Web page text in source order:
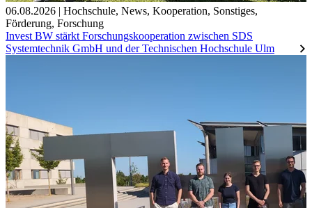
06.08.2026 | Hochschule, News, Kooperation, Sonstiges,
Förderung, Forschung
Invest BW stärkt Forschungskooperation zwischen SDS
Systemtechnik GmbH und der Technischen Hochschule Ulm